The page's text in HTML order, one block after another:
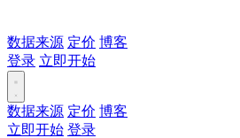
数据来源 定价 博客
登录 立即开始
数据来源 定价 博客
立即开始 登录